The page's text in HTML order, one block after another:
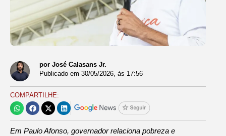
por José Calasans Jr.
Publicado em 30/05/2026, às 17:56
COMPARTILHE:
Em Paulo Afonso, governador relaciona pobreza e